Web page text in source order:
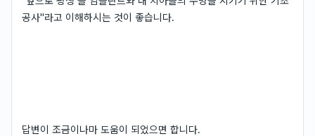
공사"라고 이해하시는 것이 좋습니다.
답변이 조금이나마 도움이 되었으면 합니다.